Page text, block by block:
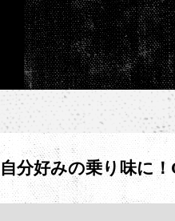
分好みの乗り味に